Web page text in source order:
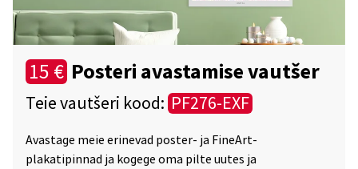
15 € Posteri avastamise vautšer
Teie vautšeri kood: PF276-EXF
Avastage meie erinevad poster- ja FineArt-
plakatipinnad ja kogege oma pilte uutes ja